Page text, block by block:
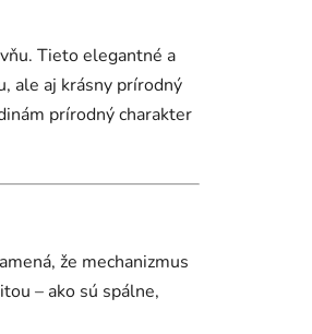
Tieto elegantné a
ale aj krásny prírodný
prírodný charakter
že mechanizmus
– ako sú spálne,